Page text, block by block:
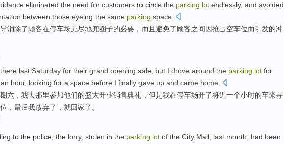
eliminated the need for customers to circle the parking lot endlessly, and avoided
between those eyeing the same parking space.
消除了 顾客在停车场无尽地兜圈子的必要 ， 而且 避免了 顾客之间因抢占空车位而引发的冲
there last Saturday for their grand opening sale but I drove around the parking lot for
an hour, looking for a space before I finally gave up and came home
六， 我去那里参加他们的盛大开业销售典礼 ， 但是我在停车场开了将近一个小时的车来寻
， 最后我放弃了，就回家了。
to the police the lorry, stolen in the parking lot of the City Mall last month had been